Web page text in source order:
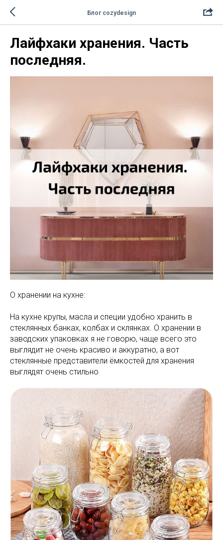
Блог cozydesign
Лайфхаки хранения. Часть
последняя.
О хранении на кухне:
На кухне крупы, масла и специи удобно хранить в
стеклянных банках, колбах и склянках. О хранении в
заводских упаковках я не говорю, чаще всего это
выглядит не очень красиво и аккуратно, а вот
стеклянные представители ёмкостей для хранения
выглядят очень стильно